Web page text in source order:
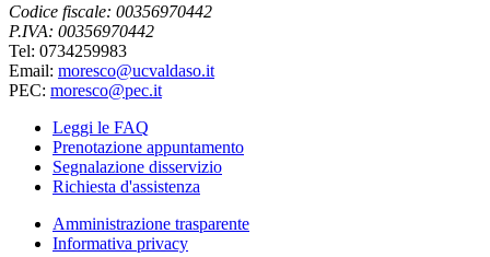
Codice fiscale: 00356970442
P.IVA: 00356970442
Tel: 0734259983
Email: moresco@ucvaldaso.it
PEC: moresco@pec.it
Leggi le FAQ
Prenotazione appuntamento
Segnalazione disservizio
Richiesta d'assistenza
Amministrazione trasparente
Informativa privacy